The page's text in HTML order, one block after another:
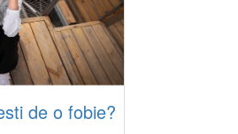
de o fobie?